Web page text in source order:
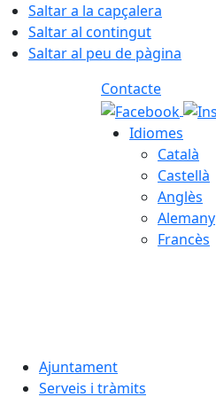
Saltar a la capçalera
Saltar al contingut
Saltar al peu de pàgina
Contacte
Idiomes
Català
Castellà
Anglès
Alemany
Francès
Ajuntament
Serveis i tràmits